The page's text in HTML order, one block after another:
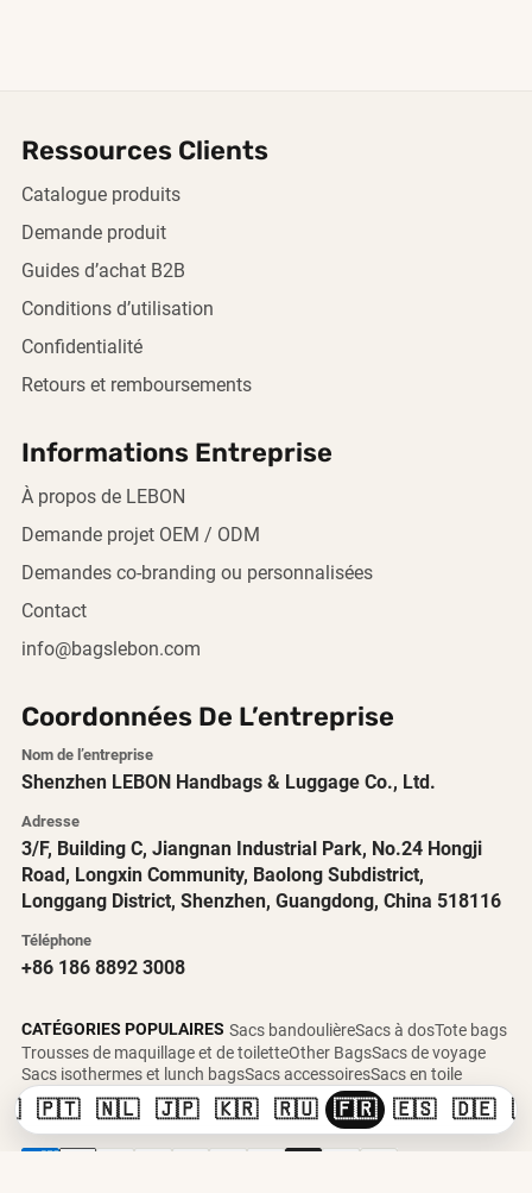
Ressources Clients
Catalogue produits
Demande produit
Guides d’achat B2B
Conditions d’utilisation
Confidentialité
Retours et remboursements
Informations Entreprise
À propos de LEBON
Demande projet OEM / ODM
Demandes co-branding ou personnalisées
Contact
info@bagslebon.com
Coordonnées De L’entreprise
Nom de l’entreprise
Shenzhen LEBON Handbags & Luggage Co., Ltd.
Adresse
3/F, Building C, Jiangnan Industrial Park, No.24 Hongji
Road, Longxin Community, Baolong Subdistrict,
Longgang District, Shenzhen, Guangdong, China 518116
Téléphone
+86 186 8892 3008
CATÉGORIES POPULAIRES Sacs bandoulièreSacs à dosTote bags
Trousses de maquillage et de toiletteOther BagsSacs de voyage
Sacs isothermes et lunch bagsSacs accessoiresSacs en toile
🇵🇹 🇳🇱 🇯🇵 🇰🇷 🇷🇺 🇫🇷 🇪🇸 🇩🇪